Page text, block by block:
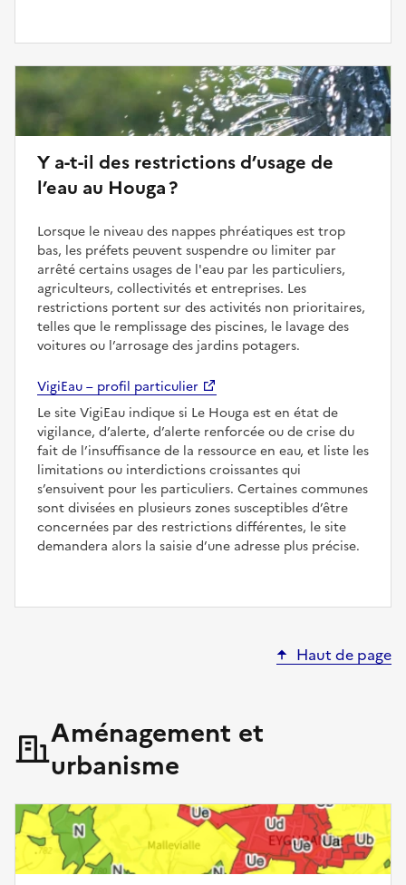
Y a-t-il des restrictions d’usage de
l’eau au Houga ?
Lorsque le niveau des nappes phréatiques est trop
bas, les préfets peuvent suspendre ou limiter par
arrêté certains usages de l'eau par les particuliers,
agriculteurs, collectivités et entreprises. Les
restrictions portent sur des activités non prioritaires,
telles que le remplissage des piscines, le lavage des
voitures ou l’arrosage des jardins potagers.
VigiEau – profil particulier
Le site VigiEau indique si Le Houga est en état de
vigilance, d’alerte, d’alerte renforcée ou de crise du
fait de l’insuffisance de la ressource en eau, et liste les
limitations ou interdictions croissantes qui
s’ensuivent pour les particuliers. Certaines communes
sont divisées en plusieurs zones susceptibles d’être
concernées par des restrictions différentes, le site
demandera alors la saisie d’une adresse plus précise.
Haut de page
Aménagement et
urbanisme